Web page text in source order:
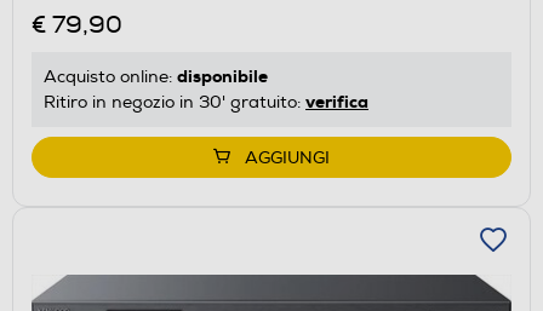
€ 79,90
Acquisto online: disponibile
Ritiro in negozio in 30' gratuito: verifica
AGGIUNGI